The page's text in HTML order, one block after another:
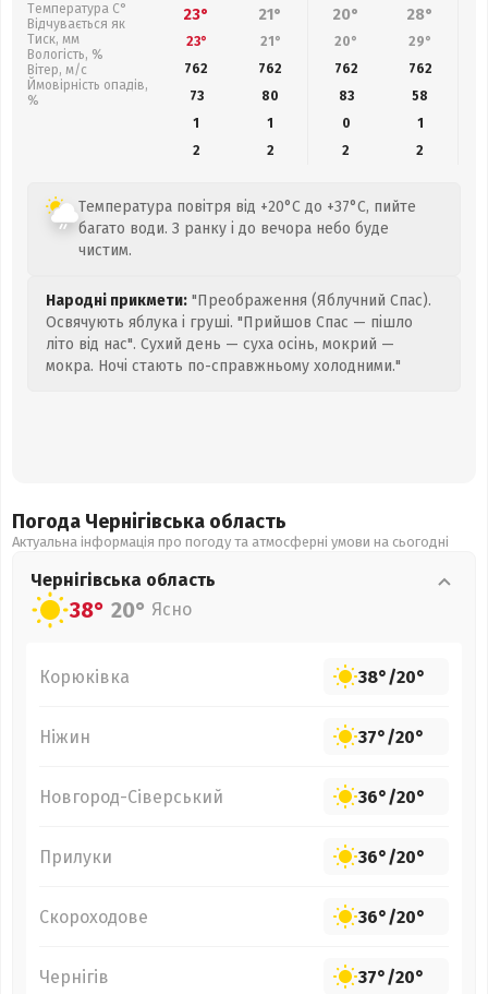
Температура С°
Відчувається як
Тиск, мм
Вологість, %
Вітер, м/с
Ймовірність опадів,
%
23° 21° 20° 28°
23° 21° 20° 29°
762
762 762 762
73
80 83 58
1
1 0
1
2
2 2 2
Температура повітря від +20°C до +37°C, пийте
багато води. З ранку і до вечора небо буде
чистим.
Народні прикмети: "Преображення (Яблучний Спас).
Освячують яблука і груші. "Прийшов Спас — пішло
літо від нас". Сухий день — суха осінь, мокрий —
мокра. Ночі стають по-справжньому холодними."
Погода Чернігівська область
Актуальна інформація про погоду та атмосферні умови на сьогодні
Чернігівська область
38° 20° Ясно
Корюківка 38°/20°
Ніжин 37°/20°
Новгород-Сіверський 36°/20°
Прилуки 36°/20°
Скороходове 36°/20°
Чернігів 37°/20°